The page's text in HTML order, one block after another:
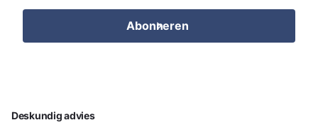
Abonneren
Deskundig advies